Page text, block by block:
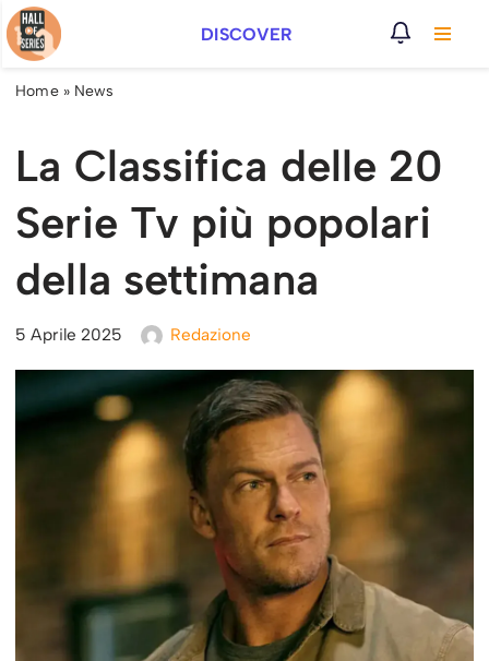
Vai
al
DISCOVER
Home» News
La Classifica delle 20
Serie Tv più popolari
della settimana
5 Aprile 2025 Redazione